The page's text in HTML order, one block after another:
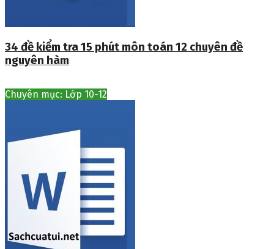
34 đề kiểm tra 15 phút môn toán 12 chuyên đề
nguyên hàm
Chuyên mục: Lớp 10-12